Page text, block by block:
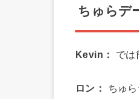
ちゅらデ
Kevin： では
ロン：
ちゅ